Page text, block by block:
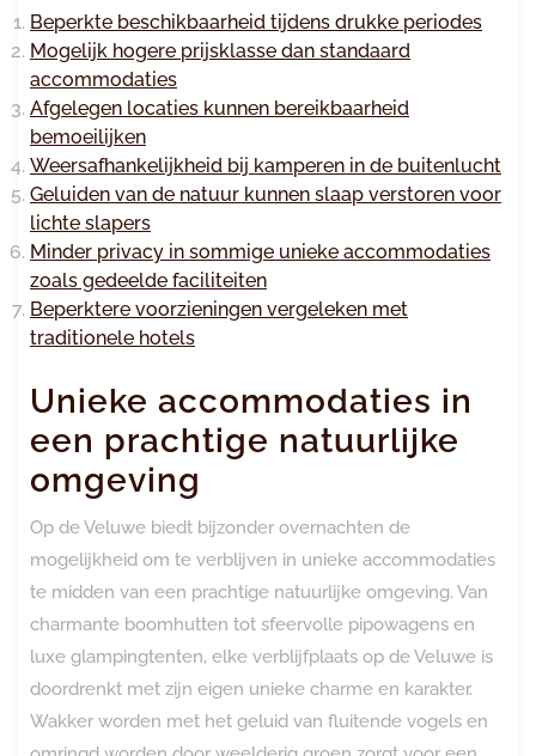
Beperkte beschikbaarheid tijdens drukke periodes
Mogelijk hogere prijsklasse dan standaard
accommodaties
Afgelegen locaties kunnen bereikbaarheid
bemoeilijken
Weersafhankelijkheid bij kamperen in de buitenlucht
Geluiden van de natuur kunnen slaap verstoren voor
lichte slapers
Minder privacy in sommige unieke accommodaties
zoals gedeelde faciliteiten
Beperktere voorzieningen vergeleken met
traditionele hotels
Unieke accommodaties in
een prachtige natuurlijke
omgeving
Op de Veluwe biedt bijzonder overnachten de
mogelijkheid om te verblijven in unieke accommodaties
te midden van een prachtige natuurlijke omgeving. Van
charmante boomhutten tot sfeervolle pipowagens en
luxe glampingtenten, elke verblijfplaats op de Veluwe is
doordrenkt met zijn eigen unieke charme en karakter.
Wakker worden met het geluid van fluitende vogels en